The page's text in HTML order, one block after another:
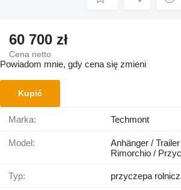
60 700 zł
Cena netto
Powiadom mnie, gdy cena się zmieni
Kupić
Marka: Techmont
Model:
Anhänger /
Rimorchio /
Typ: przyczepa